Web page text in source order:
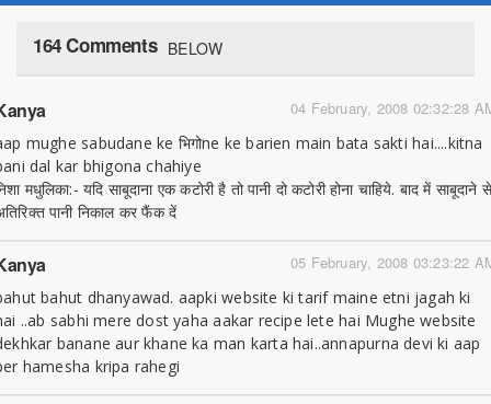
164 Comments BELOW
04 February, 2008 02:32:28
mughe sabudane ke भिगोne ke barien main bata sakti hai....kitna
dal kar bhigona chahiye
मधुलिका:- यदि साबूदाना एक कटोरी है तो पानी दो कटोरी होना चाहिये. बाद में साबूदाने से
पानी निकाल कर फैंक दें
05 February, 2008 03:23:22
bahut dhanyawad. aapki website ki tarif maine etni jagah ki
..ab sabhi mere dost yaha aakar recipe lete hai Mughe website
banane aur khane ka man karta hai..annapurna devi ki aap
hamesha kripa rahegi